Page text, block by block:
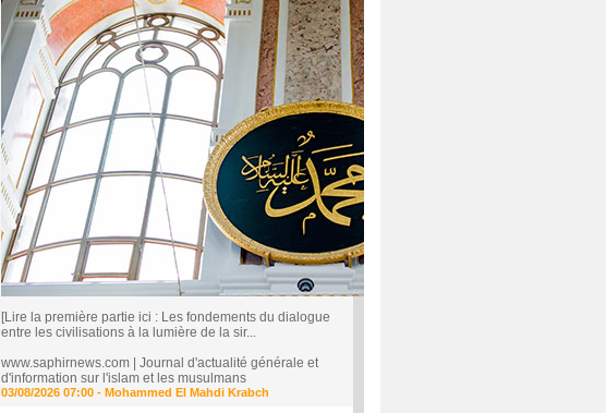
[Lire la première partie ici : Les fondements du dialogue
entre les civilisations à la lumière de la sir...
www.saphirnews.com | Journal d'actualité générale et
d'information sur l'islam et les musulmans
03/08/2026 07:00 - Mohammed El Mahdi Krabch